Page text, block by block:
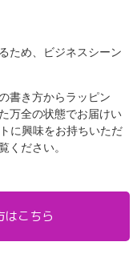
ため、ビジネスシーン
書き方からラッピン
万全の状態でお届けい
に興味をお持ちいただ
ください。
はこちら